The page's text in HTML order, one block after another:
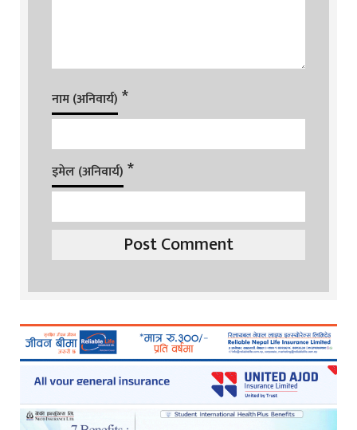
नाम (अनिवार्य) *
इमेल (अनिवार्य) *